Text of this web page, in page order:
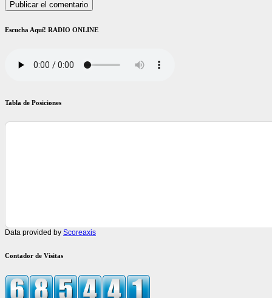
Escucha Aquí! RADIO ONLINE
Tabla de Posiciones
Data provided by Scoreaxis
Contador de Visitas